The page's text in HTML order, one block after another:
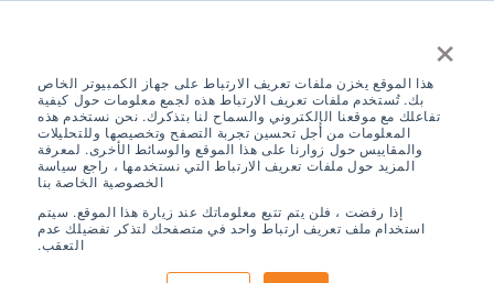
×
هذا الموقع يخزن ملفات تعريف الارتباط على جهاز الكمبيوتر الخاص
بك. تُستخدم ملفات تعريف الارتباط هذه لجمع معلومات حول كيفية
تفاعلك مع موقعنا الإلكتروني والسماح لنا بتذكرك. نحن نستخدم هذه
المعلومات من أجل تحسين تجربة التصفح وتخصيصها وللتحليلات
والمقاييس حول زوارنا على هذا الموقع والوسائط الأخرى. لمعرفة
المزيد حول ملفات تعريف الارتباط التي نستخدمها ، راجع سياسة
الخصوصية الخاصة بنا
إذا رفضت ، فلن يتم تتبع معلوماتك عند زيارة هذا الموقع. سيتم
استخدام ملف تعريف ارتباط واحد في متصفحك لتذكر تفضيلك عدم
التعقب.